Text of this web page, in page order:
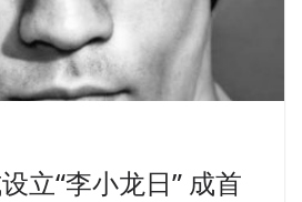
立“李小龙日” 成首